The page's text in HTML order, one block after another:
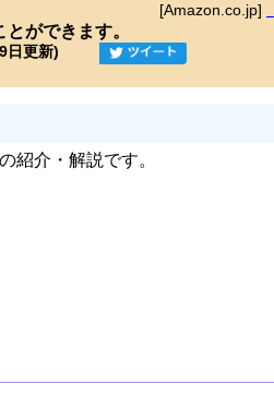
[Amazon.co.jp]
ができます。
日更新)
紹介・解説です。